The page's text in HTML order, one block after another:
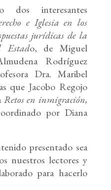
dos interesantes
e Iglesia en los
jurídicas de la
Estado, de Miguel
Rodríguez
Dra. Maribel
que Jacobo Regojo
Retos en inmigración,
por Diana
presentado sea
nuestros lectores y
para hacerlo